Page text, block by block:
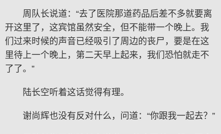
周队长说道：“去了医院那道药品后差不多就要离
开这里了，这宾馆虽然安全，但不能带一个晚上。我
们过来时候的声音已经吸引了周边的丧尸，要是在这
里待上一个晚上，第二天早上起来，我们恐怕就走不
了了。”
陆长空听着这话觉得有理。
谢尚辉也没有反对什么，问道：“你跟我一起去？”